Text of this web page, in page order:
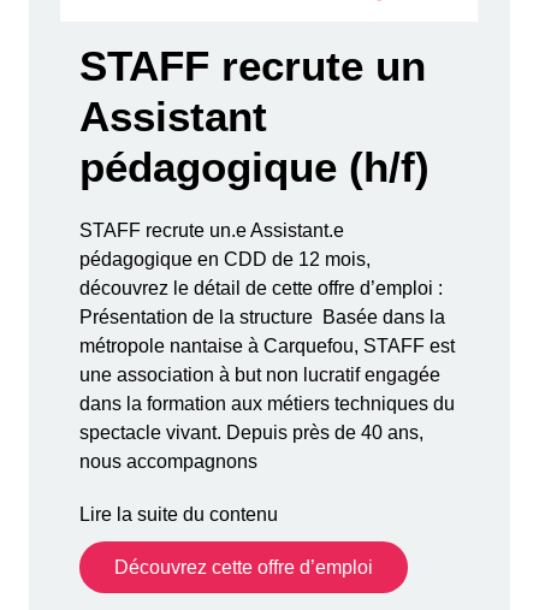
STAFF recrute un
Assistant
pédagogique (h/f)
STAFF recrute un.e Assistant.e
pédagogique en CDD de 12 mois,
découvrez le détail de cette offre d’emploi :
Présentation de la structure Basée dans la
métropole nantaise à Carquefou, STAFF est
une association à but non lucratif engagée
dans la formation aux métiers techniques du
spectacle vivant. Depuis près de 40 ans,
nous accompagnons
Lire la suite du contenu
Découvrez cette offre d’emploi